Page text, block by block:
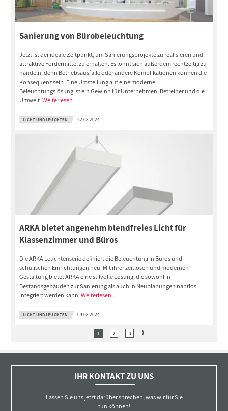
Sanierung von Bürobeleuchtung
Jetzt ist der ideale Zeitpunkt, um Sanierungsprojekte zu realisieren und
attraktive Fördermittel zu erhalten. Es lohnt sich außerdem rechtzeitig zu
handeln, denn Betriebsausfälle oder andere Komplikationen können die
Konsequenz sein. Eine Umstellung auf eine moderne
Beleuchtungslösung ist ein Gewinn für Unternehmen, Betreiber und die
Umwelt.Weiterlesen...
LICHT UND LEUCHTEN 22.08.2024
ARKA bietet angenehm blendfreies Licht für
Klassenzimmer und Büros
Die ARKA Leuchtenserie definiert die Beleuchtung in Büros und
schulischen Einrichtungen neu. Mit ihrer zeitlosen und modernen
Gestaltung bietet ARKA eine stilvolle Lösung, die sowohl in
Bestandsgebäuden zur Sanierung als auch in Neuplanungen nahtlos
integriert werden kann.Weiterlesen...
LICHT UND LEUCHTEN 09.08.2024
1 2 3
IHR KONTAKT ZU UNS
Lassen Sie uns jetzt darüber sprechen, was wir für Sie
tun können!